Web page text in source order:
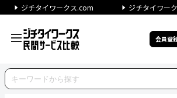
ジチタイワークス.com ジチタイワー
会員登